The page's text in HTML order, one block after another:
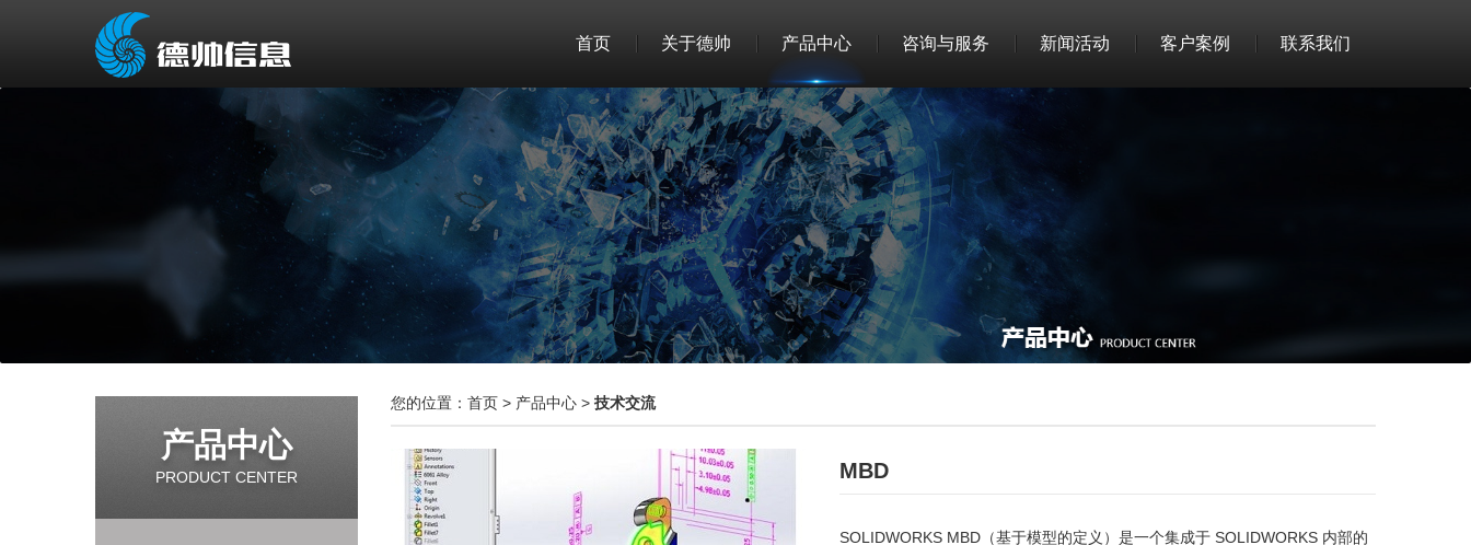
首页 关于德帅 产品中心 咨询与服务 新闻活动 客户案例 联系我们
产品中心
PRODUCT CENTER
您的位置： 首页 > 产品中心 > 技术交流
MBD
SOLIDWORKS MBD（基于模型的定义）是一个集成于 SOLIDWORKS 内部的